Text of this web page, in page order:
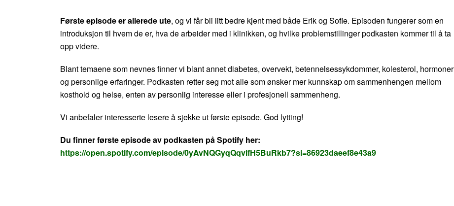
Første episode er allerede ute, og vi får bli litt bedre kjent med både Erik og Sofie. Episoden fungerer som en
introduksjon til hvem de er, hva de arbeider med i klinikken, og hvilke problemstillinger podkasten kommer til å ta
opp videre.
Blant temaene som nevnes finner vi blant annet diabetes, overvekt, betennelsessykdommer, kolesterol, hormoner
og personlige erfaringer. Podkasten retter seg mot alle som ønsker mer kunnskap om sammenhengen mellom
kosthold og helse, enten av personlig interesse eller i profesjonell sammenheng.
Vi anbefaler interesserte lesere å sjekke ut første episode. God lytting!
Du finner første episode av podkasten på Spotify her:
https://open.spotify.com/episode/0yAvNQGyqQqvifH5BuRkb7?si=86923daeef8e43a9